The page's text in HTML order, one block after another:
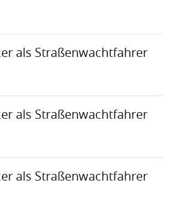
als Straßenwachtfahrer
als Straßenwachtfahrer
als Straßenwachtfahrer